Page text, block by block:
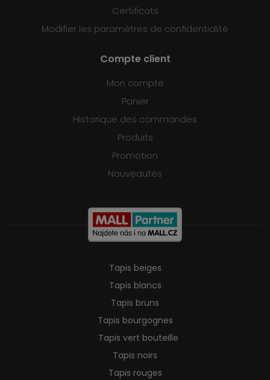
Certificats
Modifier les paramètres de confidentialité
Compte client
Mon compte
Panier
Historique des commandes
Produits
Promotion
Nouveautés
Tapis beiges
Tapis blancs
Tapis bruns
Tapis bourgognes
Tapis vert bouteille
Tapis noirs
Tapis rouges